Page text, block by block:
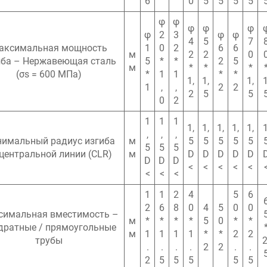
мощность
– Нержавеющая сталь
(σs = 600 МПа)
м
м
φ
1
5
*
1
φ
2
0
*
1
,
0
φ
3
2
*
1
,
2
φ
4
2
*
1,
2
φ
5
2
*
1,
5
φ
6
2
*
2
φ
6
5
*
2
φ
7
0
*
1,
5
радиус изгиба
линии (CLR)
м
м
1
,
5
D
<
1
,
5
D
<
1
,
5
D
<
1,
5
D
<
1,
5
D
<
1,
5
D
<
1,
5
D
<
1,
5
D
<
вместимость –
/ прямоугольные
трубы
м
м
1
2
*
1
.
2
1
6
*
1
.
5
2
8
*
1
.
5
4
0
*
1
.
5
4
5
*
2
5
0
*
2
5
0
*
2
.
5
6
0
*
2
.
5